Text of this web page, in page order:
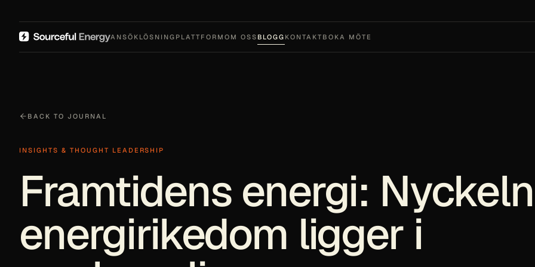
ANSÖK LÖSNING PLATTFORM OM OSS BLOGG KONTAKT BOKA MÖTE
BACK TO JOURNAL
INSIGHTS & THOUGHT LEADERSHIP
Framtidens energi:
energirikedom ligger i